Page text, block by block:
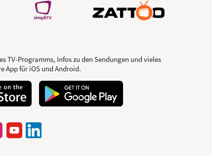
TV-Programms, Infos zu den Sendungen und vieles
App für iOS und Android.